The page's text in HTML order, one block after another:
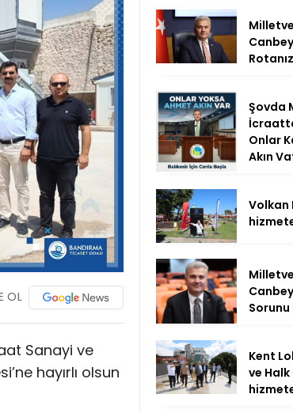
OL
Sanayi ve
hayırlı olsun
Şovda
Onlar
Akın
Volkan
Sorunu
Kent
ve